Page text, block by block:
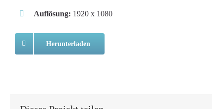
Auflösung: 1920 x 1080
Herunterladen